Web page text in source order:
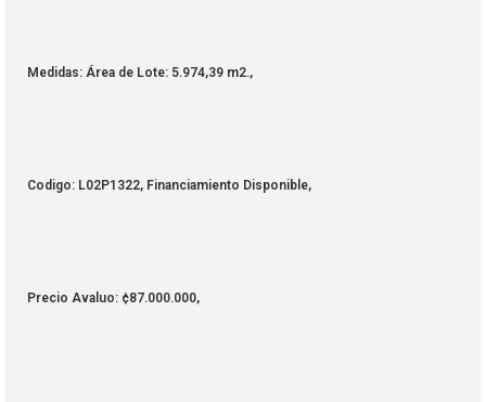
Medidas: Área de Lote: 5.974,39 m2.,
Codigo: L02P1322, Financiamiento Disponible,
Precio Avaluo: ¢87.000.000,